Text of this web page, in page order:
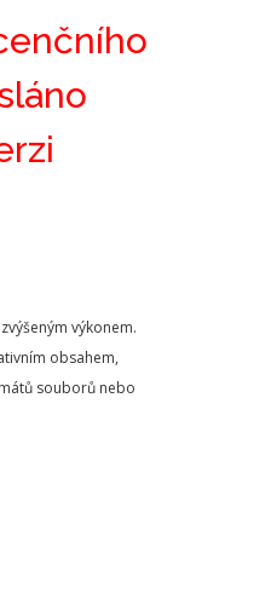
výkonem.
obsahem,
souborů nebo